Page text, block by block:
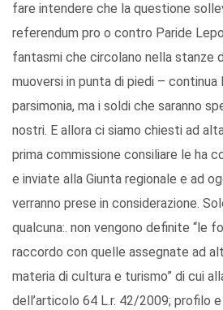
fare intendere che la questione
referendum pro o contro Paride
fantasmi che circolano nella stanze
muoversi in punta di piedi – continua
parsimonia, ma i soldi che saranno
nostri. E allora ci siamo chiesti ad
prima commissione consiliare le ha
e inviate alla Giunta regionale e ad
verranno prese in considerazione.
qualcuna:. non vengono definite “le
raccordo con quelle assegnate ad
materia di cultura e turismo” di cui
dell’articolo 64 L.r. 42/2009; profilo